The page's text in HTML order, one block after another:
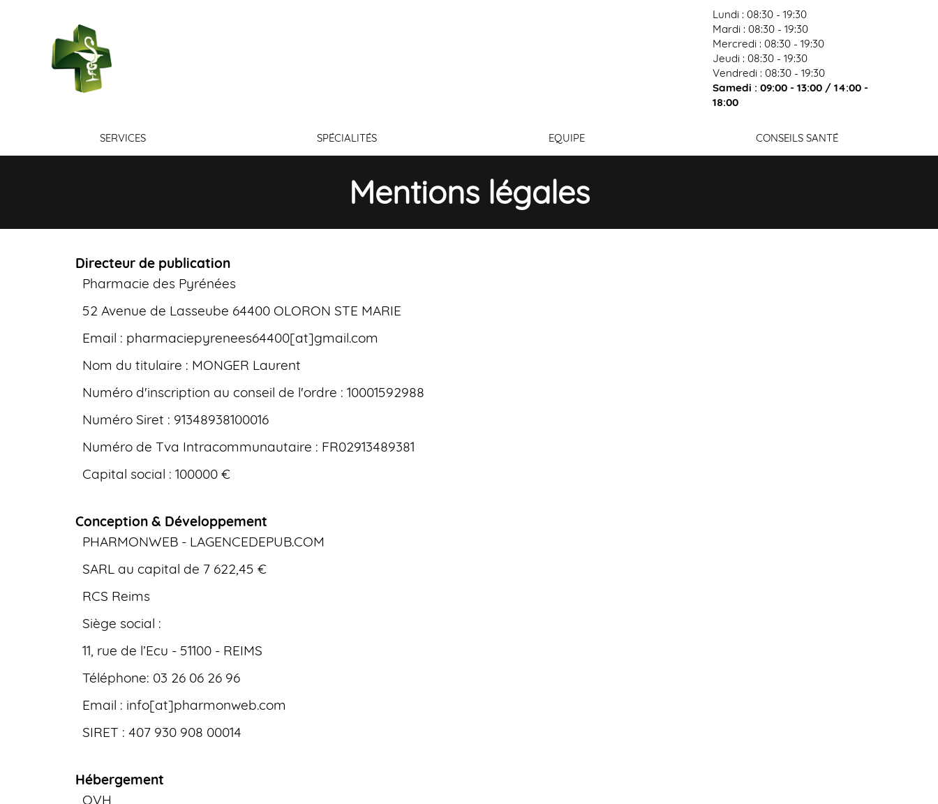
Lundi : 08:30 - 19:30
Mardi : 08:30 - 19:30
Mercredi : 08:30 - 19:30
Jeudi : 08:30 - 19:30
Vendredi : 08:30 - 19:30
Samedi : 09:00 - 13:00 / 14:00 -
18:00
SERVICES SPÉCIALITÉS EQUIPE CONSEILS SANTÉ
Mentions légales
Directeur de publication
Pharmacie des Pyrénées
52 Avenue de Lasseube 64400 OLORON STE MARIE
Email : pharmaciepyrenees64400[at]gmail.com
Nom du titulaire : MONGER Laurent
Numéro d'inscription au conseil de l'ordre : 10001592988
Numéro Siret : 91348938100016
Numéro de Tva Intracommunautaire : FR02913489381
Capital social : 100000 €
Conception & Développement
PHARMONWEB - LAGENCEDEPUB.COM
SARL au capital de 7 622,45 €
RCS Reims
Siège social :
11, rue de l’Ecu - 51100 - REIMS
Téléphone: 03 26 06 26 96
Email : info[at]pharmonweb.com
SIRET : 407 930 908 00014
Hébergement
OVH